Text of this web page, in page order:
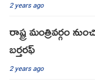
2 years ago
రాష్ట్ర మంత్రివర్గం
బర్తరఫ్
2 years ago